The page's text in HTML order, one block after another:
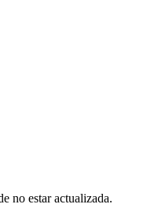
no estar actualizada.